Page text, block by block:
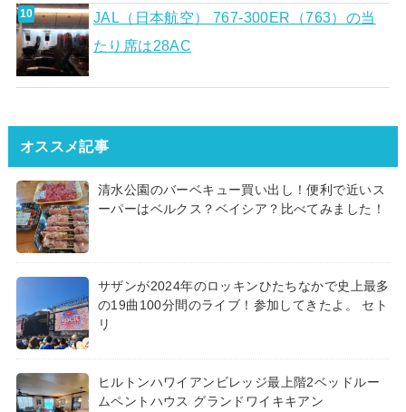
JAL（日本航空） 767-300ER（763）の当
たり席は28AC
オススメ記事
清水公園のバーベキュー買い出し！便利で近いス
ーパーはベルクス？ベイシア？比べてみました！
サザンが2024年のロッキンひたちなかで史上最多
の19曲100分間のライブ！参加してきたよ。 セト
リ
ヒルトンハワイアンビレッジ最上階2ベッドルー
ムペントハウス グランドワイキキアン